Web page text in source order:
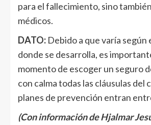
para el fallecimiento, sino
médicos.
DATO: Debido a que varía según
donde se desarrolla, es
momento de escoger un seguro
con calma todas las cláusulas del
planes de prevención entran
(Con información de Hjalmar